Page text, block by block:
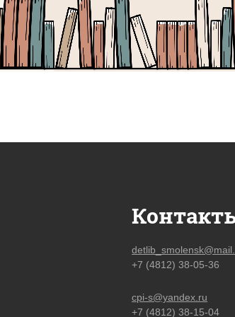
+7 (4812) 38-05-36
cpi-s@yandex.ru
+7 (4812) 38-15-04